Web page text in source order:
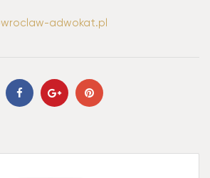
adwokat.pl